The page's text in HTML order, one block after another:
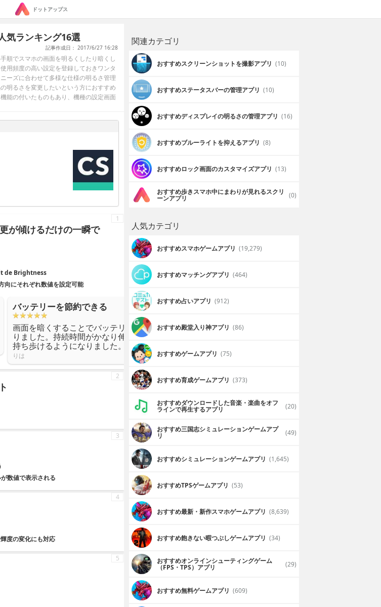
ドットアップス
気ランキング16選
記事作成日： 2017/6/27 16:28
順でスマホの画面を明るくしたり暗くし
用頻度の高い設定を登録しておきワンタ
ーズに合わせて多様な仕様の明るさ管理
明るさを変更したいという方におすすめ
能の付いたものもあり、機種の設定画面
が傾けるだけの一瞬で
de Brightness
向にそれぞれ数値を設定可能
1
バッテリーを節約できる
画面を暗くすることでバッテリーが長持ちするようにな
りました。持続時間がかなり伸びたので安心して携帯を
持ち歩けるようになりました。
りは 2019年6月28日
傾けるだけで明るさを変えられる手軽
2
数値で表示される
3
度の変化にも対応
4
5
関連カテゴリ
おすすめスクリーンショットを撮影アプリ (10)
おすすめステータスバーの管理アプリ (10)
おすすめディスプレイの明るさの管理アプリ (16)
おすすめブルーライトを抑えるアプリ (8)
おすすめロック画面のカスタマイズアプリ (13)
おすすめ歩きスマホ中にまわりが見れるスクリ
ーンアプリ (0)
人気カテゴリ
おすすめスマホゲームアプリ (19,279)
おすすめマッチングアプリ (464)
おすすめ占いアプリ (912)
おすすめ殿堂入り神アプリ (86)
おすすめゲームアプリ (75)
おすすめ育成ゲームアプリ (373)
おすすめダウンロードした音楽・楽曲をオフ
ラインで再生するアプリ (20)
おすすめ三国志シミュレーションゲームアプ
リ (49)
おすすめシミュレーションゲームアプリ (1,645)
おすすめTPSゲームアプリ (53)
おすすめ最新・新作スマホゲームアプリ (8,639)
おすすめ飽きない暇つぶしゲームアプリ (34)
おすすめオンラインシューティングゲーム
（FPS・TPS）アプリ (29)
おすすめ無料ゲームアプリ (609)